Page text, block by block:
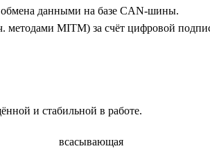
данными на базе CAN-шины.
методами MITM) за счёт цифровой
и стабильной в работе.
всасывающая